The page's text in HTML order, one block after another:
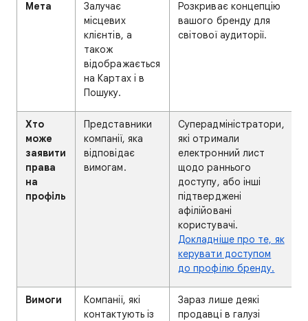
Мета
Залучає
місцевих
клієнтів, а
також
відображається
на Картах і в
Пошуку.
Розкриває концепцію
вашого бренду для
світової аудиторії.
Хто
може
заявити
права
на
профіль
Представники
компанії, яка
відповідає
вимогам.
Суперадміністратори,
які отримали
електронний лист
щодо раннього
доступу, або інші
підтверджені
афілійовані
користувачі.
Докладніше про те, як
керувати доступом
до профілю бренду.
Вимоги
Компанії, які
контактують із
Зараз лише деякі
продавці в галузі